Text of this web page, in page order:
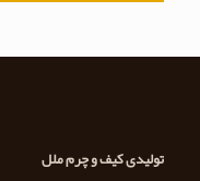
تولیدی کیف و چرم ملل